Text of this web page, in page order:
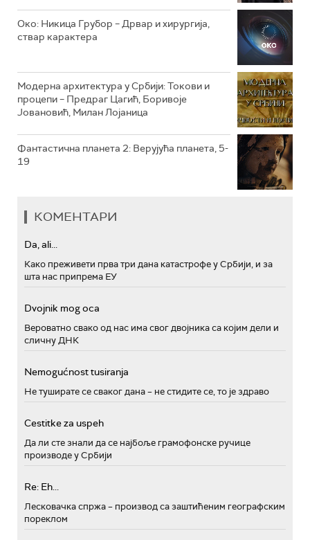
Око: Никица Грубор – Дрвар и хирургија,
ствар карактера
Модерна архитектура у Србији: Токови и
процепи – Предраг Цагић, Боривоје
Јовановић, Милан Лојаница
Фантастична планета 2: Верујућа планета, 5-
19
КОМЕНТАРИ
Da, ali...
Како преживети прва три дана катастрофе у Србији, и за
шта нас припрема ЕУ
Dvojnik mog oca
Вероватно свако од нас има свог двојника са којим дели и
сличну ДНК
Nemogućnost tusiranja
Не туширате се сваког дана – не стидите се, то је здраво
Cestitke za uspeh
Да ли сте знали да се најбоље грамофонске ручице
производе у Србији
Re: Eh...
Лесковачка спржа – производ са заштићеним географским
пореклом